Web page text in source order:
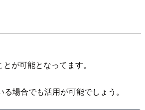
が可能となってます。
場合でも活用が可能でしょう。